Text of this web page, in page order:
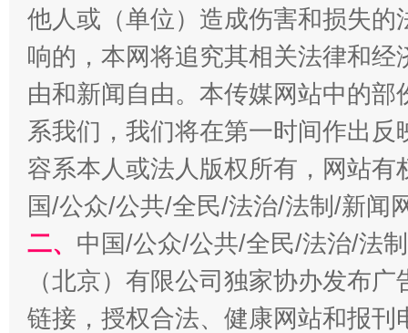
习近平的博鳌关键词
魏明亮
他人或（单位）造成伤害和损失
响的，本网将追究其相关法律和
由和新闻自由。本传媒网站中的
系我们，我们将在第一时间作出
容系本人或法人版权所有，网站
国/公众/公共/全民/法治/法制/新闻
二、 中国/公众/公共/全民/法治/法
（北京）有限公司独家协办发布
链接，授权合法、健康网站和报